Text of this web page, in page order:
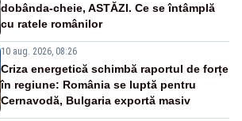
dobânda-cheie, ASTĂZI. Ce se întâmplă
cu ratele românilor
10 aug. 2026, 08:26
Criza energetică schimbă raportul de forțe
în regiune: România se luptă pentru
Cernavodă, Bulgaria exportă masiv